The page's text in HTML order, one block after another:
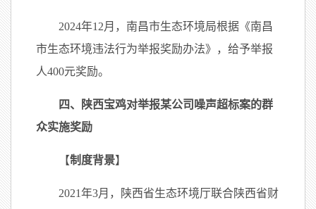
2024年12月，南昌市生态环境局根据《南昌
市生态环境违法行为举报奖励办法》，给予举报
人400元奖励。
四、陕西宝鸡对举报某公司噪声超标案的群
众实施奖励
【制度背景】
2021年3月，陕西省生态环境厅联合陕西省财